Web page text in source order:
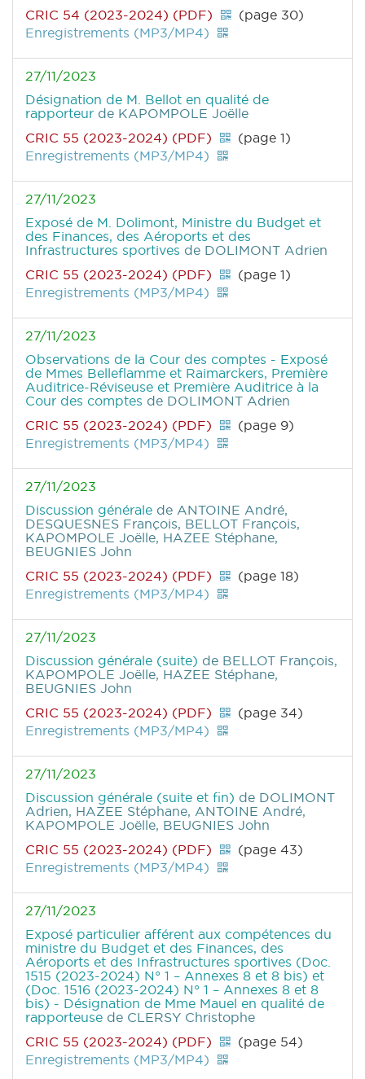
CRIC 54 (2023-2024) (PDF)
(page 30)
Enregistrements (MP3/MP4)
27/11/2023
Désignation de M. Bellot en qualité de
rapporteur de KAPOMPOLE Joëlle
CRIC 55 (2023-2024) (PDF)
(page 1)
Enregistrements (MP3/MP4)
27/11/2023
Exposé de M. Dolimont, Ministre du Budget et
des Finances, des Aéroports et des
Infrastructures sportives de DOLIMONT Adrien
CRIC 55 (2023-2024) (PDF)
(page 1)
Enregistrements (MP3/MP4)
27/11/2023
Observations de la Cour des comptes - Exposé
de Mmes Belleflamme et Raimarckers, Première
Auditrice-Réviseuse et Première Auditrice à la
Cour des comptes de DOLIMONT Adrien
CRIC 55 (2023-2024) (PDF)
(page 9)
Enregistrements (MP3/MP4)
27/11/2023
Discussion générale de ANTOINE André,
DESQUESNES François, BELLOT François,
KAPOMPOLE Joëlle, HAZEE Stéphane,
BEUGNIES John
CRIC 55 (2023-2024) (PDF)
(page 18)
Enregistrements (MP3/MP4)
27/11/2023
Discussion générale (suite) de BELLOT François,
KAPOMPOLE Joëlle, HAZEE Stéphane,
BEUGNIES John
CRIC 55 (2023-2024) (PDF)
(page 34)
Enregistrements (MP3/MP4)
27/11/2023
Discussion générale (suite et fin) de DOLIMONT
Adrien, HAZEE Stéphane, ANTOINE André,
KAPOMPOLE Joëlle, BEUGNIES John
CRIC 55 (2023-2024) (PDF)
(page 43)
Enregistrements (MP3/MP4)
27/11/2023
Exposé particulier afférent aux compétences du
ministre du Budget et des Finances, des
Aéroports et des Infrastructures sportives (Doc.
1515 (2023-2024) N° 1 – Annexes 8 et 8 bis) et
(Doc. 1516 (2023-2024) N° 1 – Annexes 8 et 8
bis) - Désignation de Mme Mauel en qualité de
rapporteuse de CLERSY Christophe
CRIC 55 (2023-2024) (PDF)
(page 54)
Enregistrements (MP3/MP4)